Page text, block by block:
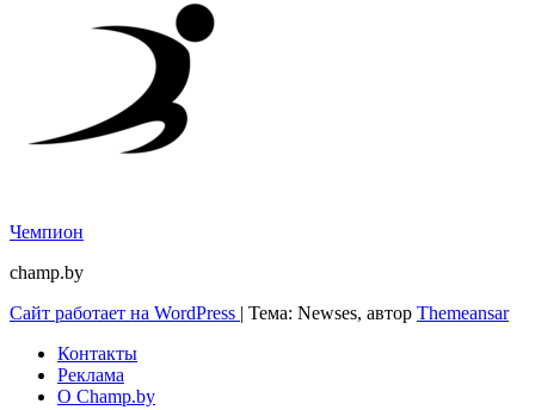
Чемпион
champ.by
Сайт работает на WordPress | Тема: Newses, автор Themeansar
Контакты
Реклама
О Champ.by